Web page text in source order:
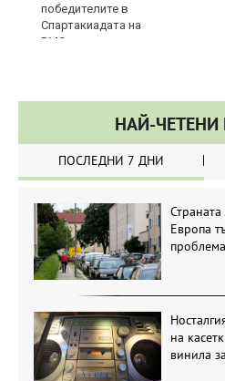
НАЙ-
ПОСЛЕДНИ 7 ДНИ
Европа
на
винила